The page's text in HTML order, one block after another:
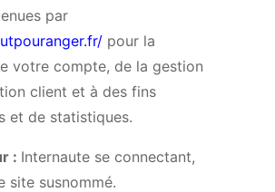
par
pour la
votre compte, de la gestion
client et à des fins
et de statistiques.
: Internaute se connectant,
site susnommé.